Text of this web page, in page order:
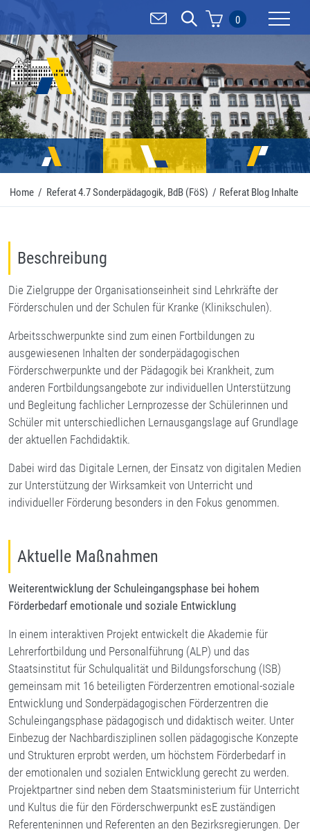
0
Home / Referat 4.7 Sonderpädagogik, BdB (FöS) / Referat Blog Inhalte
Beschreibung
Die Zielgruppe der Organisationseinheit sind Lehrkräfte der
Förderschulen und der Schulen für Kranke (Klinikschulen).
Arbeitsschwerpunkte sind zum einen Fortbildungen zu
ausgewiesenen Inhalten der sonderpädagogischen
Förderschwerpunkte und der Pädagogik bei Krankheit, zum
anderen Fortbildungsangebote zur individuellen Unterstützung
und Begleitung fachlicher Lernprozesse der Schülerinnen und
Schüler mit unterschiedlichen Lernausgangslage auf Grundlage
der aktuellen Fachdidaktik.
Dabei wird das Digitale Lernen, der Einsatz von digitalen Medien
zur Unterstützung der Wirksamkeit von Unterricht und
individueller Förderung besonders in den Fokus genommen.
Aktuelle Maßnahmen
Weiterentwicklung der Schuleingangsphase bei hohem
Förderbedarf emotionale und soziale Entwicklung
In einem interaktiven Projekt entwickelt die Akademie für
Lehrerfortbildung und Personalführung (ALP) und das
Staatsinstitut für Schulqualität und Bildungsforschung (ISB)
gemeinsam mit 16 beteiligten Förderzentren emotional-soziale
Entwicklung und Sonderpädagogischen Förderzentren die
Schuleingangsphase pädagogisch und didaktisch weiter. Unter
Einbezug der Nachbardisziplinen sollen pädagogische Konzepte
und Strukturen erprobt werden, um höchstem Förderbedarf in
der emotionalen und sozialen Entwicklung gerecht zu werden.
Projektpartner sind neben dem Staatsministerium für Unterricht
und Kultus die für den Förderschwerpunkt esE zuständigen
Referenteninnen und Referenten an den Bezirksregierungen. Der